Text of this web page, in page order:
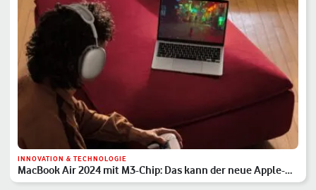
INNOVATION & TECHNOLOGIE
MacBook Air 2024 mit M3-Chip: Das kann der neue Apple-
Laptop